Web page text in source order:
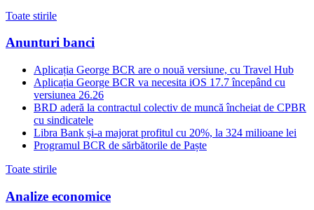
Toate stirile
Anunturi banci
Aplicația George BCR are o nouă versiune, cu Travel Hub
Aplicația George BCR va necesita iOS 17.7 începând cu
versiunea 26.26
BRD aderă la contractul colectiv de muncă încheiat de CPBR
cu sindicatele
Libra Bank și-a majorat profitul cu 20%, la 324 milioane lei
Programul BCR de sărbătorile de Paște
Toate stirile
Analize economice